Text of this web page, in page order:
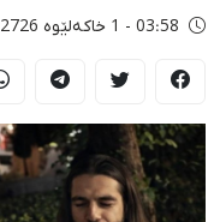
03:58 - 1 خاکەلێوه 2726